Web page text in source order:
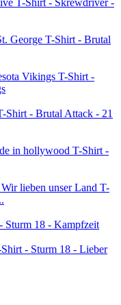
T-Shirt - Brutal
T-Shirt -
Shirt - Brutal Attack - 21
T-Shirt -
T-
Sturm 18 - Kampfzeit
- Sturm 18 - Lieber